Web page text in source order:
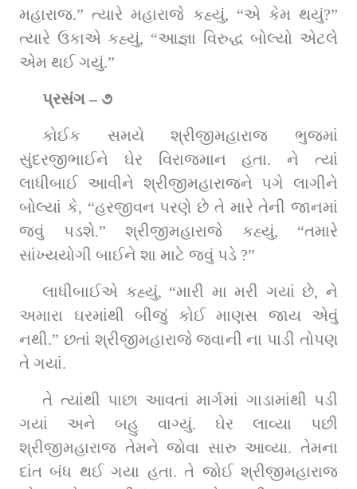
મહારાજ.” ત્‍યારે મહારાજે કહ્યું, “એ કેમ થયું?”
ત્‍યારે ઉકાએ કહ્યું, “આજ્ઞા વિરુદ્ધ બોલ્‍યો એટલે
એમ થઈ ગયું.”
પ્રસંગ – ૭
કોઈક સમયે શ્રીજીમહારાજ ભુજમાં
સુંદરજીભાઈને ઘેર વિરાજમાન હતા. ને ત્‍યાં
લાધીબાઈ આવીને શ્રીજીમહારાજને પગે લાગીને
બોલ્‍યાં કે, “હરજીવન પરણે છે તે મારે તેની જાનમાં
જવું પડશે.” શ્રીજીમહારાજે કહ્યું, “તમારે
સાંખ્‍યયોગી બાઈને શા માટે જવું પડે ?”
લાધીબાઈએ કહ્યું, “મારી મા મરી ગયાં છે, ને
અમારા ઘરમાંથી બીજું કોઈ માણસ જાય એવું
નથી.” છતાં શ્રીજીમહારાજે જવાની ના પાડી તોપણ
તે ગયાં.
તે ત્યાંથી પાછા આવતાં માર્ગમાં ગાડામાંથી પડી
ગયાં અને બહુ વાગ્‍યું. ઘેર લાવ્યા પછી
શ્રીજીમહારાજ તેમને જોવા સારુ આવ્‍યા. તેમના
દાંત બંધ થઈ ગયા હતા. તે જોઈ શ્રીજીમહારાજ